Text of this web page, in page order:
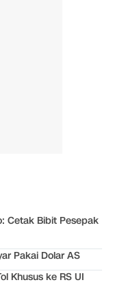
Cetak Bibit Pesepak
Pakai Dolar AS
Khusus ke RS UI